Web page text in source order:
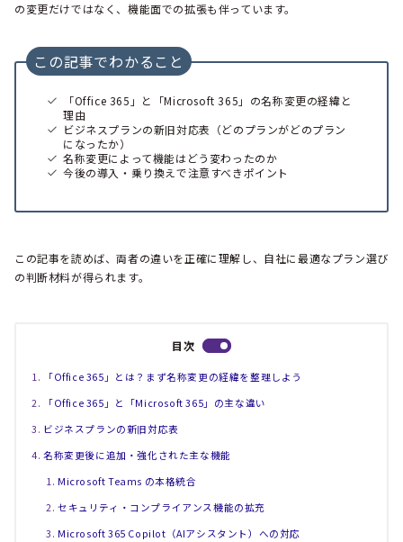
の変更だけではなく、機能面での拡張も伴っています。
この記事でわかること
「Office 365」と「Microsoft 365」の名称変更の経緯と
理由
ビジネスプランの新旧対応表（どのプランがどのプラン
になったか）
名称変更によって機能はどう変わったのか
今後の導入・乗り換えで注意すべきポイント
この記事を読めば、両者の違いを正確に理解し、自社に最適なプラン選び
の判断材料が得られます。
目次
「Office 365」とは？まず名称変更の経緯を整理しよう
「Office 365」と「Microsoft 365」の主な違い
ビジネスプランの新旧対応表
名称変更後に追加・強化された主な機能
Microsoft Teams の本格統合
セキュリティ・コンプライアンス機能の拡充
Microsoft 365 Copilot（AIアシスタント）への対応